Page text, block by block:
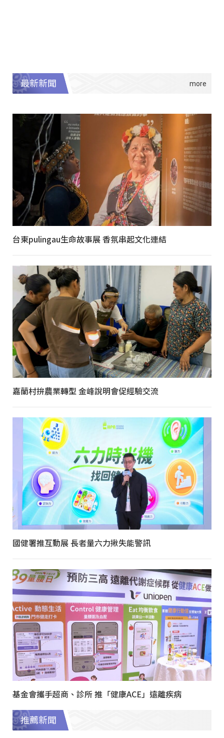
最新新聞
台東pulingau生命故事展 香氛串起文化連結
嘉蘭村拚農業轉型 金峰說明會促經驗交流
國健署推互動展 長者量六力揪失能警訊
基金會攜手超商、診所 推「健康ACE」遠離疾病
推薦新聞